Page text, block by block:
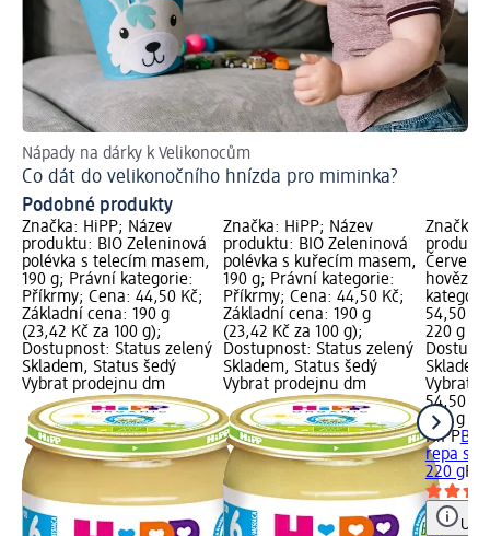
Nápady na dárky k Velikonocům
Co dát do velikonočního hnízda pro miminka?
Podobné produkty
Značka: HiPP; Název
produktu: BIO Zeleninová
polévka s telecím masem,
190 g; Právní kategorie:
Příkrmy; Cena: 44,50 Kč;
Základní cena: 190 g
(23,42 Kč za 100 g);
Dostupnost: Status zelený
Skladem, Status šedý
Vybrat prodejnu dm
Značka: HiPP; Název
produktu: BIO Zeleninová
polévka s kuřecím masem,
190 g; Právní kategorie:
Příkrmy; Cena: 44,50 Kč;
Základní cena: 190 g
(23,42 Kč za 100 g);
Dostupnost: Status zelený
Skladem, Status šedý
Vybrat prodejnu dm
Značka:
Červená
54,50
220 g
Vybrat
54,50 Kč
220 g
HiPP
repa s
220 g